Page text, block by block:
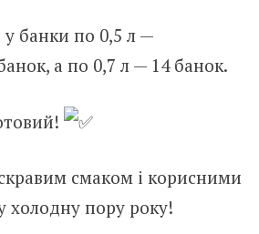
банки по 0,5 л —
а по 0,7 л — 14 банок.
смаком і корисними
холодну пору року!